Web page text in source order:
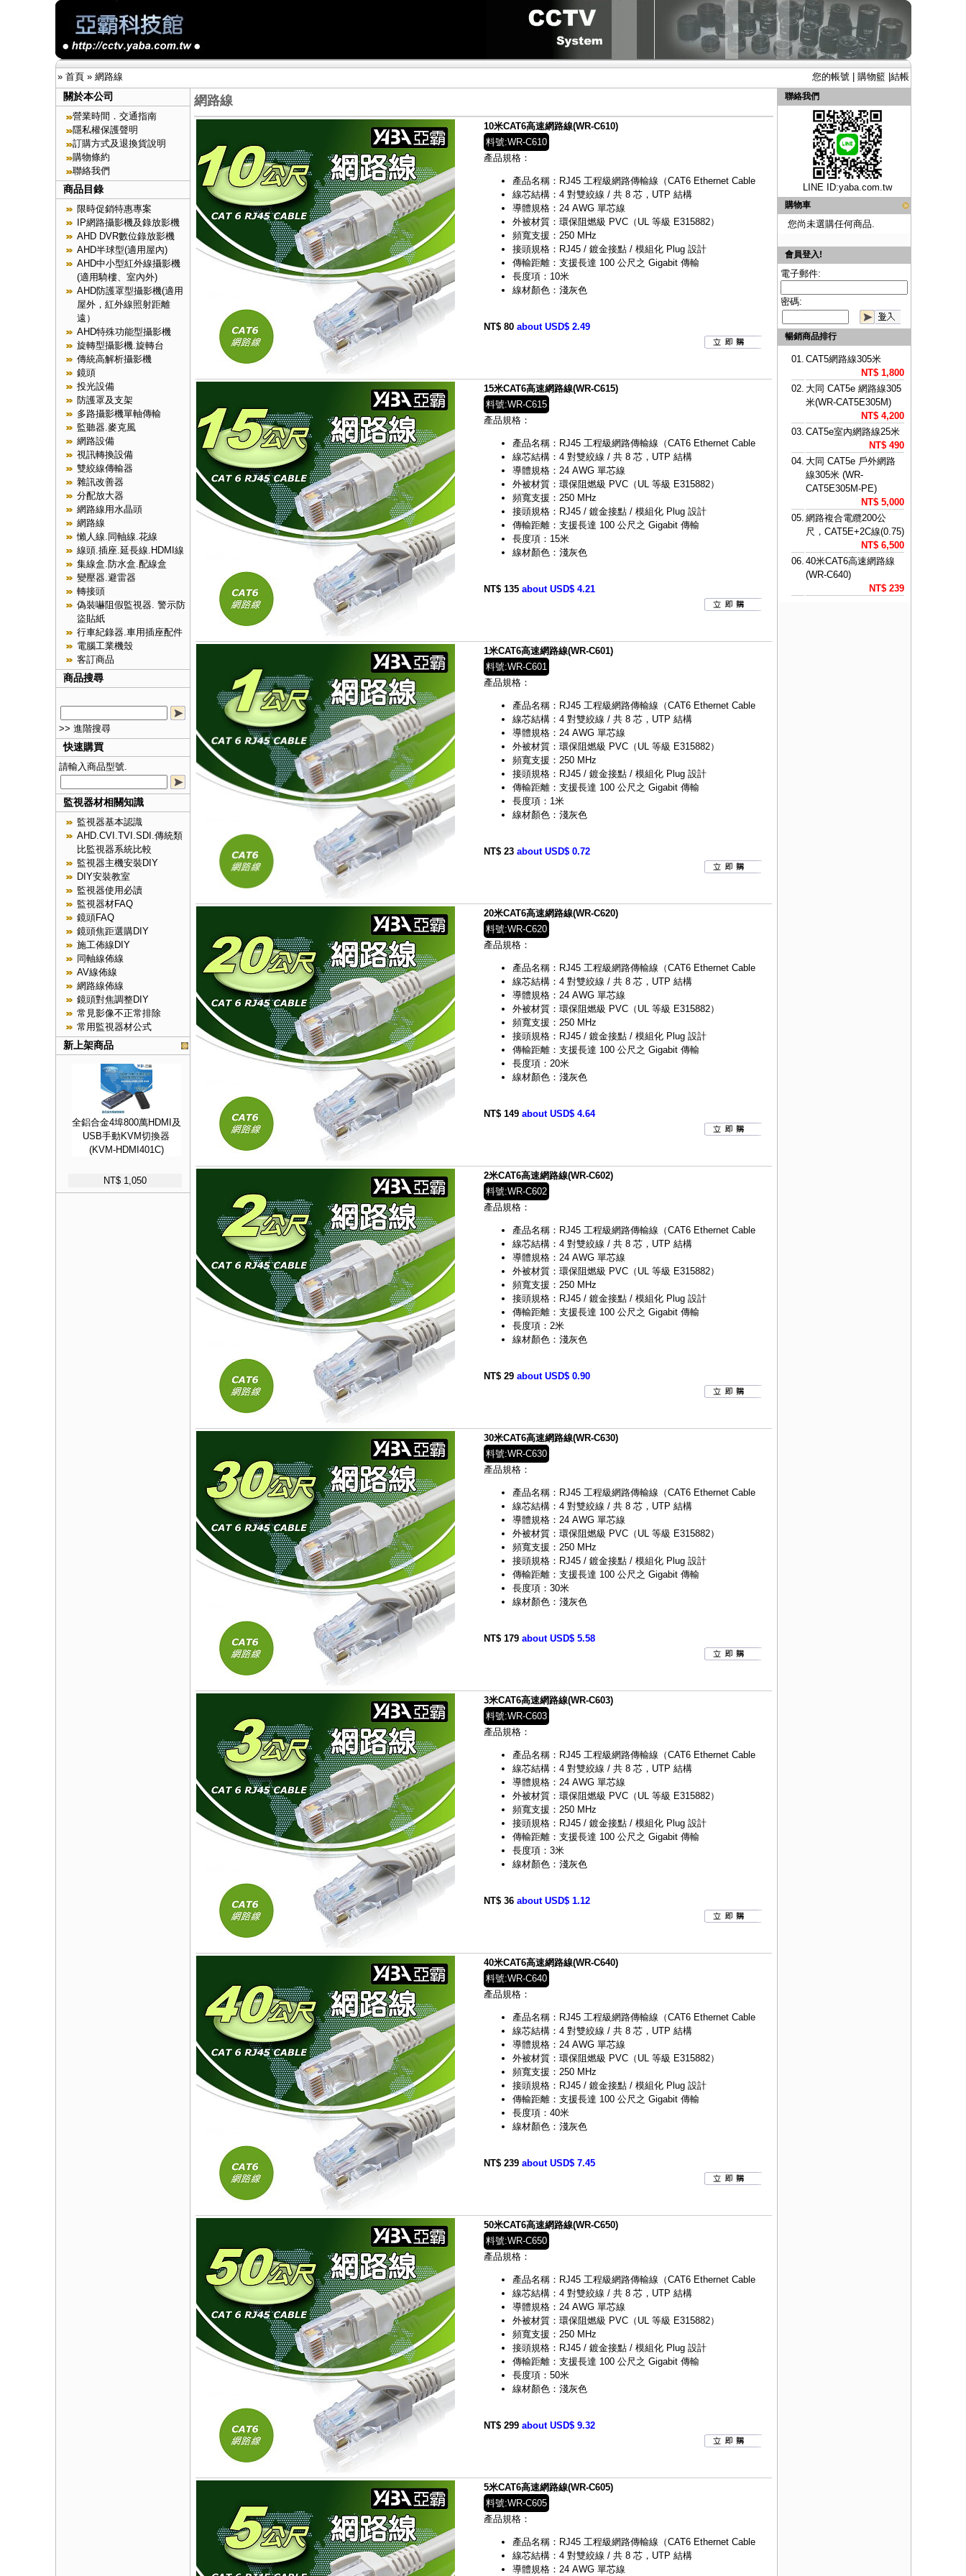
» 首頁» 網路線 您的帳號| 購物籃| 結帳
關於本公司
營業時間．交通指南
隱私權保護聲明
訂購方式及退換貨說明
購物條約
聯絡我們
商品目錄
限時促銷特惠專案
IP網路攝影機及錄放影機
AHD DVR數位錄放影機
AHD半球型(適用屋內)
AHD中小型紅外線攝影機
(適用騎樓、室內外)
AHD防護罩型攝影機(適用
屋外，紅外線照射距離
遠）
AHD特殊功能型攝影機
旋轉型攝影機.旋轉台
傳統高解析攝影機
鏡頭
投光設備
防護罩及支架
多路攝影機單軸傳輸
監聽器.麥克風
網路設備
視訊轉換設備
雙絞線傳輸器
雜訊改善器
分配放大器
網路線用水晶頭
網路線
懶人線.同軸線.花線
線頭.插座.延長線.HDMI線
集線盒.防水盒.配線盒
變壓器.避雷器
轉接頭
偽裝嚇阻假監視器. 警示防
盜貼紙
行車紀錄器.車用插座配件
電腦工業機殼
客訂商品
商品搜尋
>> 進階搜尋
快速購買
請輸入商品型號.
監視器材相關知識
監視器基本認識
AHD.CVI.TVI.SDI.傳統類
比監視器系統比較
監視器主機安裝DIY
DIY安裝教室
監視器使用必讀
監視器材FAQ
鏡頭FAQ
鏡頭焦距選購DIY
施工佈線DIY
同軸線佈線
AV線佈線
網路線佈線
鏡頭對焦調整DIY
常見影像不正常排除
常用監視器材公式
新上架商品
全鋁合金4埠800萬HDMI及
USB手動KVM切換器
(KVM-HDMI401C)
NT$ 1,050
網路線
10米CAT6高速網路線(WR-C610)
料號:WR-C610
產品規格：
產品名稱：RJ45 工程級網路傳輸線（CAT6 Ethernet Cable
線芯結構：4 對雙絞線 / 共 8 芯，UTP 結構
導體規格：24 AWG 單芯線
外被材質：環保阻燃級 PVC（UL 等級 E315882）
頻寬支援：250 MHz
接頭規格：RJ45 / 鍍金接點 / 模組化 Plug 設計
傳輸距離：支援長達 100 公尺之 Gigabit 傳輸
長度項：10米
線材顏色：淺灰色
NT$ 80 about USD$ 2.49
15米CAT6高速網路線(WR-C615)
料號:WR-C615
產品規格：
產品名稱：RJ45 工程級網路傳輸線（CAT6 Ethernet Cable
線芯結構：4 對雙絞線 / 共 8 芯，UTP 結構
導體規格：24 AWG 單芯線
外被材質：環保阻燃級 PVC（UL 等級 E315882）
頻寬支援：250 MHz
接頭規格：RJ45 / 鍍金接點 / 模組化 Plug 設計
傳輸距離：支援長達 100 公尺之 Gigabit 傳輸
長度項：15米
線材顏色：淺灰色
NT$ 135 about USD$ 4.21
1米CAT6高速網路線(WR-C601)
料號:WR-C601
產品規格：
產品名稱：RJ45 工程級網路傳輸線（CAT6 Ethernet Cable
線芯結構：4 對雙絞線 / 共 8 芯，UTP 結構
導體規格：24 AWG 單芯線
外被材質：環保阻燃級 PVC（UL 等級 E315882）
頻寬支援：250 MHz
接頭規格：RJ45 / 鍍金接點 / 模組化 Plug 設計
傳輸距離：支援長達 100 公尺之 Gigabit 傳輸
長度項：1米
線材顏色：淺灰色
NT$ 23 about USD$ 0.72
20米CAT6高速網路線(WR-C620)
料號:WR-C620
產品規格：
產品名稱：RJ45 工程級網路傳輸線（CAT6 Ethernet Cable
線芯結構：4 對雙絞線 / 共 8 芯，UTP 結構
導體規格：24 AWG 單芯線
外被材質：環保阻燃級 PVC（UL 等級 E315882）
頻寬支援：250 MHz
接頭規格：RJ45 / 鍍金接點 / 模組化 Plug 設計
傳輸距離：支援長達 100 公尺之 Gigabit 傳輸
長度項：20米
線材顏色：淺灰色
NT$ 149 about USD$ 4.64
2米CAT6高速網路線(WR-C602)
料號:WR-C602
產品規格：
產品名稱：RJ45 工程級網路傳輸線（CAT6 Ethernet Cable
線芯結構：4 對雙絞線 / 共 8 芯，UTP 結構
導體規格：24 AWG 單芯線
外被材質：環保阻燃級 PVC（UL 等級 E315882）
頻寬支援：250 MHz
接頭規格：RJ45 / 鍍金接點 / 模組化 Plug 設計
傳輸距離：支援長達 100 公尺之 Gigabit 傳輸
長度項：2米
線材顏色：淺灰色
NT$ 29 about USD$ 0.90
30米CAT6高速網路線(WR-C630)
料號:WR-C630
產品規格：
產品名稱：RJ45 工程級網路傳輸線（CAT6 Ethernet Cable
線芯結構：4 對雙絞線 / 共 8 芯，UTP 結構
導體規格：24 AWG 單芯線
外被材質：環保阻燃級 PVC（UL 等級 E315882）
頻寬支援：250 MHz
接頭規格：RJ45 / 鍍金接點 / 模組化 Plug 設計
傳輸距離：支援長達 100 公尺之 Gigabit 傳輸
長度項：30米
線材顏色：淺灰色
NT$ 179 about USD$ 5.58
3米CAT6高速網路線(WR-C603)
料號:WR-C603
產品規格：
產品名稱：RJ45 工程級網路傳輸線（CAT6 Ethernet Cable
線芯結構：4 對雙絞線 / 共 8 芯，UTP 結構
導體規格：24 AWG 單芯線
外被材質：環保阻燃級 PVC（UL 等級 E315882）
頻寬支援：250 MHz
接頭規格：RJ45 / 鍍金接點 / 模組化 Plug 設計
傳輸距離：支援長達 100 公尺之 Gigabit 傳輸
長度項：3米
線材顏色：淺灰色
NT$ 36 about USD$ 1.12
40米CAT6高速網路線(WR-C640)
料號:WR-C640
產品規格：
產品名稱：RJ45 工程級網路傳輸線（CAT6 Ethernet Cable
線芯結構：4 對雙絞線 / 共 8 芯，UTP 結構
導體規格：24 AWG 單芯線
外被材質：環保阻燃級 PVC（UL 等級 E315882）
頻寬支援：250 MHz
接頭規格：RJ45 / 鍍金接點 / 模組化 Plug 設計
傳輸距離：支援長達 100 公尺之 Gigabit 傳輸
長度項：40米
線材顏色：淺灰色
NT$ 239 about USD$ 7.45
50米CAT6高速網路線(WR-C650)
料號:WR-C650
產品規格：
產品名稱：RJ45 工程級網路傳輸線（CAT6 Ethernet Cable
線芯結構：4 對雙絞線 / 共 8 芯，UTP 結構
導體規格：24 AWG 單芯線
外被材質：環保阻燃級 PVC（UL 等級 E315882）
頻寬支援：250 MHz
接頭規格：RJ45 / 鍍金接點 / 模組化 Plug 設計
傳輸距離：支援長達 100 公尺之 Gigabit 傳輸
長度項：50米
線材顏色：淺灰色
NT$ 299 about USD$ 9.32
5米CAT6高速網路線(WR-C605)
料號:WR-C605
產品規格：
產品名稱：RJ45 工程級網路傳輸線（CAT6 Ethernet Cable
線芯結構：4 對雙絞線 / 共 8 芯，UTP 結構
導體規格：24 AWG 單芯線
聯絡我們
LINE ID:yaba.com.tw
購物車
您尚未選購任何商品.
會員登入!
電子郵件:
密碼:
暢銷商品排行
01. CAT5網路線305米
NT$ 1,800
02. 大同 CAT5e 網路線305
米(WR-CAT5E305M)
NT$ 4,200
03. CAT5e室內網路線25米
NT$ 490
04. 大同 CAT5e 戶外網路
線305米 (WR-
CAT5E305M-PE)
NT$ 5,000
05. 網路複合電纜200公
尺，CAT5E+2C線(0.75)
NT$ 6,500
06. 40米CAT6高速網路線
(WR-C640)
NT$ 239